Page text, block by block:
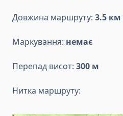
Довжина маршруту: 3.5 км
Маркування: немає
Перепад висот: 300 м
Нитка маршруту: